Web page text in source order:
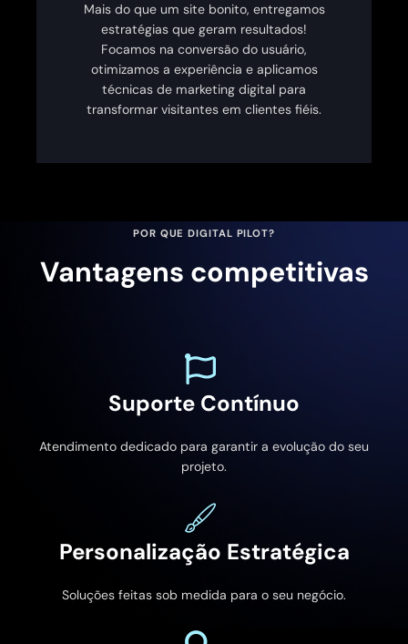
Mais do que um site bonito, entregamos
estratégias que geram resultados!
Focamos na conversão do usuário,
otimizamos a experiência e aplicamos
técnicas de marketing digital para
transformar visitantes em clientes fiéis.
POR QUE DIGITAL PILOT?
Vantagens competitivas
Suporte Contínuo
Atendimento dedicado para garantir a evolução do seu
projeto.
Personalização Estratégica
Soluções feitas sob medida para o seu negócio.